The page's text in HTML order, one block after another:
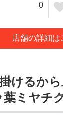
0
店舗の詳細は
けるか
ミヤチク